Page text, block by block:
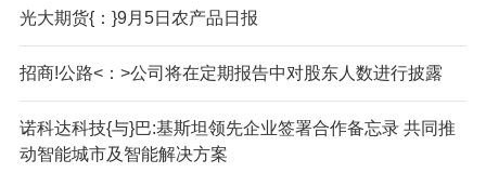
光大期货{：}9月5日农产品日报
招商!公路<：>公司将在定期报告中对股东人数进行披露
诺科达科技{与}巴:基斯坦领先企业签署合作备忘录 共同推
动智能城市及智能解决方案